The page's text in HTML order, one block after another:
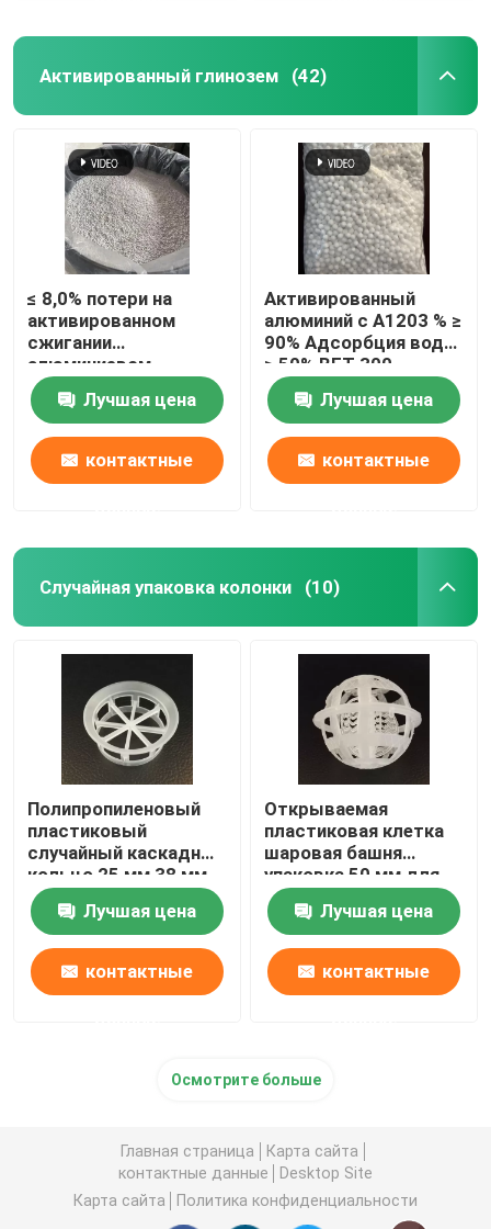
Активированный глинозем (42)
≤ 8,0% потери на
активированном
сжигании
алюминиевом
сушилке для
повышенного
контроля влажности
Лучшая цена
контактные
Активированный
алюминий с A1203 % ≥
90% Адсорбция воды
≥ 50% BET 300-
320m2/g
Лучшая цена
контактные
Случайная упаковка колонки (10)
Полипропиленовый
пластиковый
случайный каскадный
кольцо 25 мм 38 мм
50 мм 76 мм
Лучшая цена
контактные
Открываемая
пластиковая клетка
шаровая башня
упаковка 50 мм для
очистки воды
Лучшая цена
контактные
Осмотрите больше
Главная страница
Карта сайта
контактные данные
Desktop Site
Карта сайта
Политика конфиденциальности